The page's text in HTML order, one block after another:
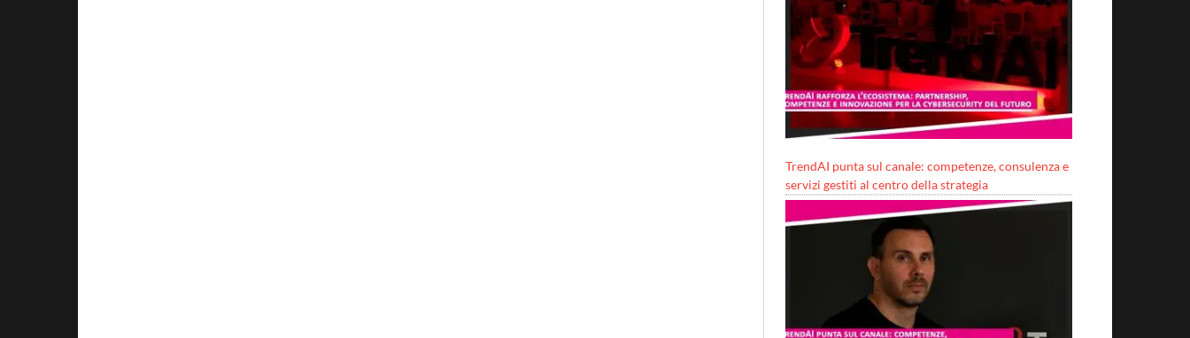
TrendAI punta sul canale: competenze, consulenza e
servizi gestiti al centro della strategia